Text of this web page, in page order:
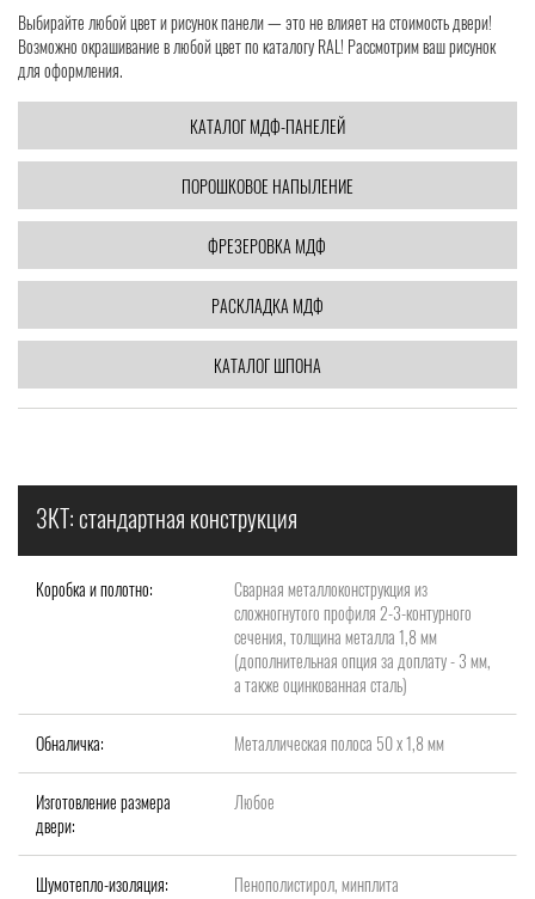
Выбирайте любой цвет и рисунок панели — это не влияет на стоимость двери!
Возможно окрашивание в любой цвет по каталогу RAL! Рассмотрим ваш рисунок
для оформления.
КАТАЛОГ МДФ-ПАНЕЛЕЙ
ПОРОШКОВОЕ НАПЫЛЕНИЕ
ФРЕЗЕРОВКА МДФ
РАСКЛАДКА МДФ
КАТАЛОГ ШПОНА
3КТ: стандартная конструкция
Коробка и полотно:
Сварная металлоконструкция из
сложногнутого профиля 2-3-контурного
сечения, толщина металла 1,8 мм
(дополнительная опция за доплату - 3 мм,
а также оцинкованная сталь)
Обналичка: Металлическая полоса 50 х 1,8 мм
Изготовление размера
двери:
Любое
Шумотепло-изоляция: Пенополистирол, минплита